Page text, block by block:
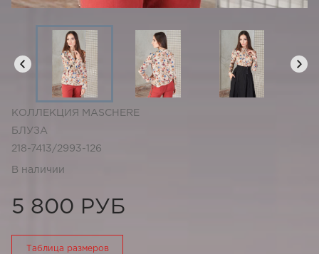
КОЛЛЕКЦИЯ MASCHERE
БЛУЗА
218-7413/2993-126
В наличии
5 800 РУБ
Таблица размеров